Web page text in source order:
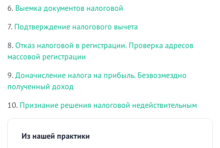
6. Выемка документов налоговой
7. Подтверждение налогового вычета
8. Отказ налоговой в регистрации. Проверка адресов
массовой регистрации
9. Доначисление налога на прибыль. Безвозмездно
полученный доход
10. Признание решения налоговой недействительным
Из нашей практики